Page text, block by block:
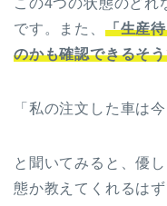
この4つの状態のどれ
です。また、 「生産
のかも確認できるそ
「私の注文した車は
と聞いてみると、優
態か教えてくれるはず